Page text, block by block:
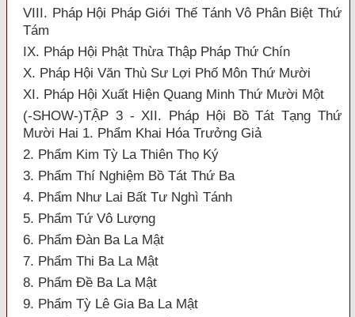
VIII. Pháp Hội Pháp Giới Thế Tánh Vô Phân Biệt Thứ
Tám
IX. Pháp Hội Phật Thừa Thập Pháp Thứ Chín
X. Pháp Hội Văn Thù Sư Lợi Phố Môn Thứ Mười
XI. Pháp Hội Xuất Hiện Quang Minh Thứ Mười Một
(-SHOW-)TẬP 3 - XII. Pháp Hội Bồ Tát Tạng Thứ
Mười Hai 1. Phẩm Khai Hóa Trưởng Giả
2. Phẩm Kim Tỳ La Thiên Thọ Ký
3. Phẩm Thí Nghiệm Bồ Tát Thứ Ba
4. Phẩm Như Lai Bất Tư Nghì Tánh
5. Phẩm Tứ Vô Lượng
6. Phẩm Đàn Ba La Mật
7. Phẩm Thi Ba La Mật
8. Phẩm Đề Ba La Mật
9. Phẩm Tỳ Lê Gia Ba La Mật